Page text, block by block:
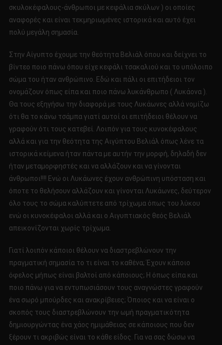
σκυλοκέφαλους-άνθρωποι με κεφάλια σκύλων ) οι οποίες
αναφορές και είναι τεκμηριωμένες ιστορικά και αυτό έχει
πολύ μεγάλη σημασία.
Στην Αίγυπτο έχουμε την θεότητα Βελιάλ όπου και δείχνει το
βίντεο ποιο πάνω όπου είχε κεφάλι τσακαλιού και το υπόλοιπο
σώμα του ήταν ανθρώπινο. Εδώ και πάλι οι επιτήδειοι τον
ονομάζουν όπως είπα και ποιο πάνω λυκάνθρωπο ( Λυκάονα ).
Θα τους εξηγήσω την διαφορά με τους Λυκάωνες αλλά νομίζω
ότι θα το κάνω τσάμπα γιατί αυτοί οι επιτήδειοι θέλουν να
γραφούν ότι τους κατεβεί. Λοιπόν για τους κυνοκέφαλους
αλλά και για την θεότητα της Αιγύπτου Βελιάλ όπως λένε τα
ιστορικά κείμενα ήταν πάντα με αυτήν την μορφή, δηλαδή δεν
ήταν μεταμορφηστές και να αλλάζουν και να γίνονται
άνθρωποι!!!! Ενώ οι Λυκάωνες έχουν ανθρώπινη υπόσταση και
όποτε το θελήσουν αλλάζουν και γίνονται Λυκάωνες, δεύτερον
όλο τους το σώμα καλύπτετε από τρίχωμα όπως του λύκου
ενώ οι κυνοκέφαλοι αλλά και ο Αιγυπτιακός θεός Βελιάλ
απεικονίζονται χωρίς τρίχωμα.
Γιατί λοιπόν κάποιοι θέλουν να διαστρεβλώνουν την
πραγματική σημασία το τι είναι το καθένα; Έχουν κάποιο
όφελος μήπως είναι βαλτοί από κάποιους; Η όπως είπα και
ποιο πάνω για να εντυπωσιάσουν τους αναγνώστες γραφούν
ένα σωρό μπούρδες και ανακρίβειες; Όποιος και να είναι ο
σκοπός τους διαστρεβλώνουν την ωμή πραγματικότητα
δημιουργώντας ένα χάος ημιμάθειας σε κάποιους που δεν
ξέρουν τι ακριβώς είναι το κάθε είδος. Για να σας δώσω να